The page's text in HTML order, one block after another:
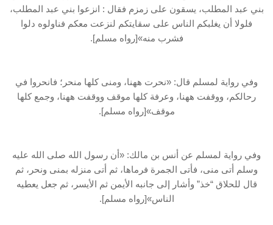
بني عبد المطلب، يسقون على زمزم فقال : انزعوا بني عبد المطلب،
فلولا أن يغلبكم الناس على سقايتكم لنزعت معكم فناولوه دلوا
فشرب منه»[رواه مسلم].
وفي رواية لمسلم قال: «نحرت ههنا، ومنى كلها منحر؛ فانحروا في
رحالكم، ووقفت ههنا، وعرفة كلها موقف ووقفت ههنا، وجمع كلها
موقف»[رواه مسلم].
وفي رواية لمسلم عن أنس بن مالك: «أن رسول الله صلى الله عليه
وسلم أتى منى، فأتى الجمرة فرماها، ثم أتى منزله بمنى ونحر، ثم
قال للحلاق “خذ” وأشار إلى جانبه الأيمن ثم الأيسر، ثم جعل يعطيه
الناس»[رواه مسلم].